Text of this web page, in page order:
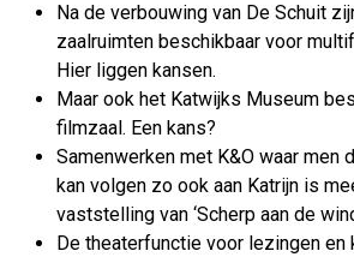
Na de verbouwing van De Schuit
zaalruimten beschikbaar voor
Hier liggen kansen.
Maar ook het Katwijks Museum
filmzaal. Een kans?
Samenwerken met K&O waar men
kan volgen zo ook aan Katrijn is
vaststelling van ‘Scherp aan de
De theaterfunctie voor lezingen en